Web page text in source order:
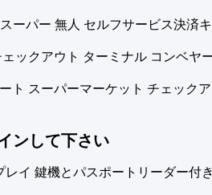
ーパー 無人 セルフサービス決済
ックアウト ターミナル コンベヤ
ト スーパーマーケット チェック
ンして下さい
レイ 鍵機とパスポートリーダー付